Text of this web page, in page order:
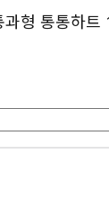
형 통통하